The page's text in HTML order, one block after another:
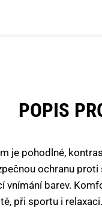
POPIS
je pohodlné,
ochranu
vnímání barev.
při sportu i